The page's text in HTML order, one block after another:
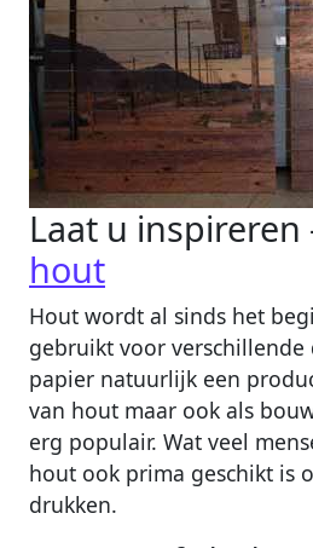
Laat u inspireren
hout
Hout wordt al sinds het
gebruikt voor verschillende
papier natuurlijk een
van hout maar ook als
erg populair. Wat veel
hout ook prima geschikt is
drukken.